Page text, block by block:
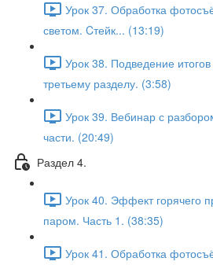
Урок 37. Обработка
светом. Cтейк... (13:19)
Урок 38. Подведение
третьему разделу. (3:58)
Урок 39. Вебинар с
части. (20:49)
Раздел 4.
Урок 40. Эффект горячего
паром. Часть 1. (38:35)
Урок 41. Обработка